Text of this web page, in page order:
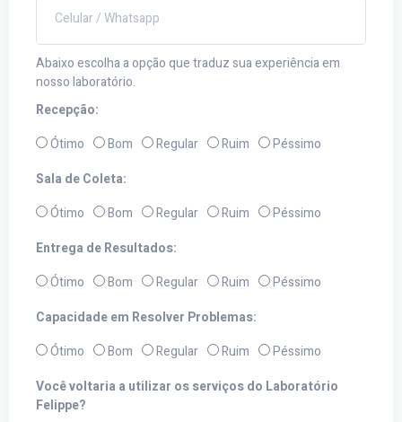
Abaixo escolha a opção que traduz sua experiência em
nosso laboratório.
Recepção:
Ótimo
Bom Regular Ruim
Péssimo
Sala de Coleta:
Ótimo
Bom Regular Ruim
Péssimo
Entrega de Resultados:
Ótimo
Bom Regular Ruim
Péssimo
Capacidade em Resolver Problemas:
Ótimo
Bom Regular Ruim
Péssimo
Você voltaria a utilizar os serviços do Laboratório
Felippe?